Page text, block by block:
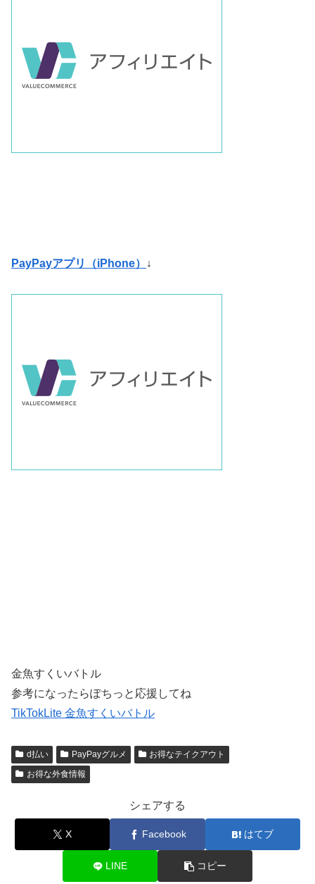
PayPayアプリ（iPhone） ↓
金魚すくいバトル
参考になったらぽちっと応援してね
TikTokLite 金魚すくいバトル
d払い PayPayグルメ
お得なテイクアウト
お得な外食情報
シェアする
X Facebook はてブ
LINE コピー